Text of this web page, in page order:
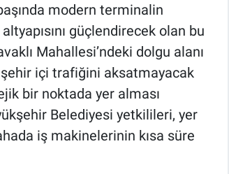
modern terminalin
güçlendirecek olan bu
Mahallesi’ndeki dolgu alanı
içi trafiğini aksatmayacak
bir noktada yer alması
Belediyesi yetkilileri, yer
iş makinelerinin kısa süre